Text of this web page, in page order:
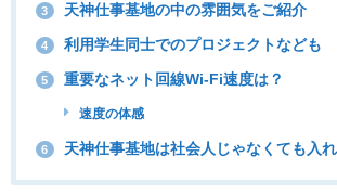
3 天神仕事基地の中の雰囲気をご紹介
4 利用学生同士でのプロジェクトなども
5 重要なネット回線Wi-Fi速度は？
速度の体感
6 天神仕事基地は社会人じゃなくても入